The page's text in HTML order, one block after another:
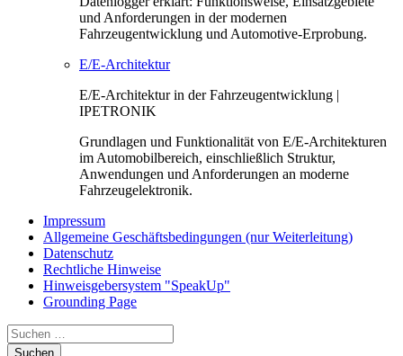
und Anforderungen in der modernen
Fahrzeugentwicklung und Automotive-Erprobung.
E/E-Architektur
E/E-Architektur in der Fahrzeugentwicklung |
IPETRONIK
Grundlagen und Funktionalität von E/E-Architekturen
im Automobilbereich, einschließlich Struktur,
Anwendungen und Anforderungen an moderne
Fahrzeugelektronik.
Impressum
Allgemeine Geschäftsbedingungen (nur Weiterleitung)
Datenschutz
Rechtliche Hinweise
Hinweisgebersystem "SpeakUp"
Grounding Page
Suchen